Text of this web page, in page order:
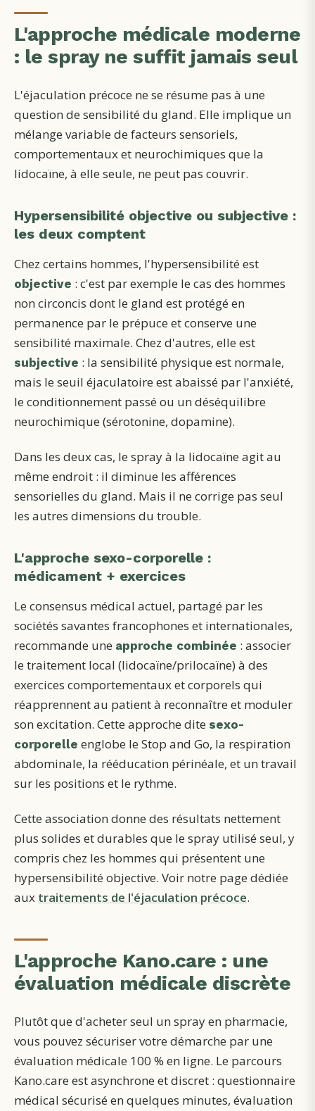
L'approche médicale moderne
: le spray ne suffit jamais seul
L'éjaculation précoce ne se résume pas à une
question de sensibilité du gland. Elle implique un
mélange variable de facteurs sensoriels,
comportementaux et neurochimiques que la
lidocaïne, à elle seule, ne peut pas couvrir.
Hypersensibilité objective ou subjective :
les deux comptent
Chez certains hommes, l'hypersensibilité est
objective : c'est par exemple le cas des hommes
non circoncis dont le gland est protégé en
permanence par le prépuce et conserve une
sensibilité maximale. Chez d'autres, elle est
subjective : la sensibilité physique est normale,
mais le seuil éjaculatoire est abaissé par l'anxiété,
le conditionnement passé ou un déséquilibre
neurochimique (sérotonine, dopamine).
Dans les deux cas, le spray à la lidocaïne agit au
même endroit : il diminue les afférences
sensorielles du gland. Mais il ne corrige pas seul
les autres dimensions du trouble.
L'approche sexo-corporelle :
médicament + exercices
Le consensus médical actuel, partagé par les
sociétés savantes francophones et internationales,
recommande une approche combinée : associer
le traitement local (lidocaïne/prilocaïne) à des
exercices comportementaux et corporels qui
réapprennent au patient à reconnaître et moduler
son excitation. Cette approche dite sexo-
corporelle englobe le Stop and Go, la respiration
abdominale, la rééducation périnéale, et un travail
sur les positions et le rythme.
Cette association donne des résultats nettement
plus solides et durables que le spray utilisé seul, y
compris chez les hommes qui présentent une
hypersensibilité objective. Voir notre page dédiée
aux traitements de l'éjaculation précoce.
L'approche Kano.care : une
évaluation médicale discrète
Plutôt que d'acheter seul un spray en pharmacie,
vous pouvez sécuriser votre démarche par une
évaluation médicale 100 % en ligne. Le parcours
Kano.care est asynchrone et discret : questionnaire
médical sécurisé en quelques minutes, évaluation